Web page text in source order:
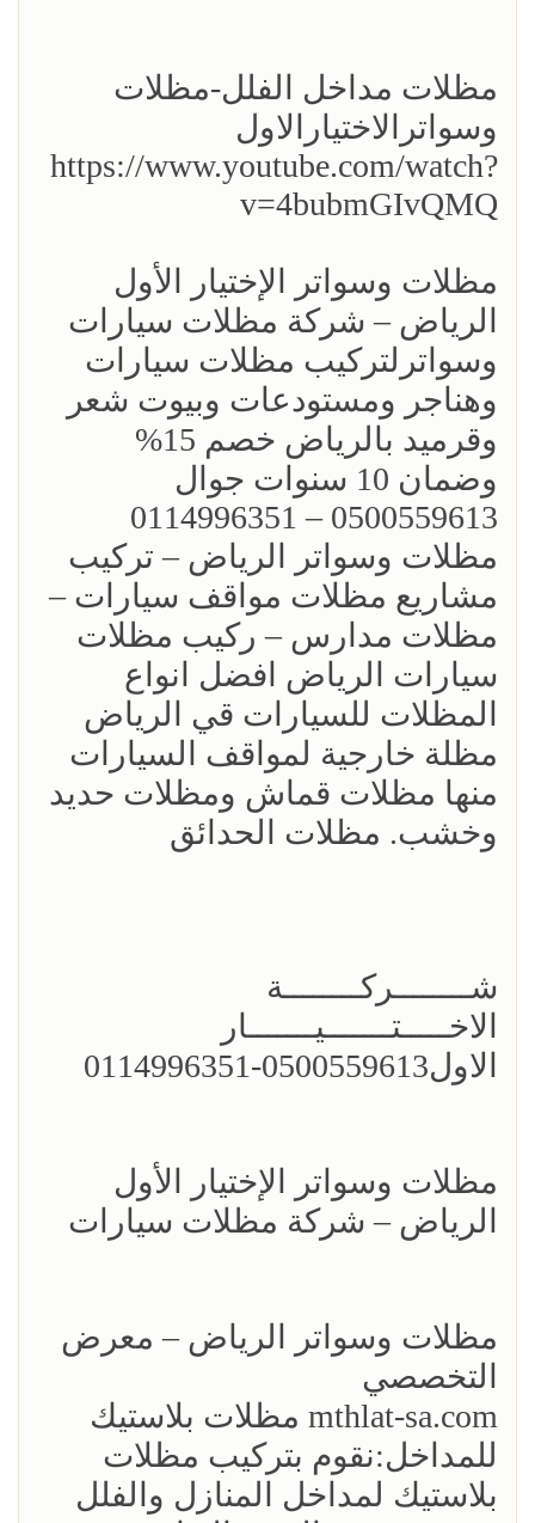
مظلات مداخل الفلل-مظلات
وسواترالاختيارالاول
https://www.youtube.com/watch?
v=4bubmGIvQMQ
مظلات وسواتر الإختيار الأول
الرياض – شركة مظلات سيارات
وسواترلتركيب مظلات سيارات
وهناجر ومستودعات وبيوت شعر
وقرميد بالرياض خصم 15%
‏وضمان 10 سنوات جوال
0500559613 – 0114996351‎
مظلات وسواتر الرياض – تركيب
مشاريع مظلات مواقف سيارات –
مظلات مدارس – ركيب مظلات
سيارات الرياض افضل انواع
المظلات للسيارات قي الرياض
مظلة خارجية لمواقف السيارات
منها مظلات قماش ومظلات حديد
وخشب. مظلات الحدائق
شــــــــركــــــــة
الاخـــــتـــــــيـــــــار
الاول0500559613-0114996351
مظلات وسواتر الإختيار الأول
الرياض – شركة مظلات سيارات
مظلات وسواتر الرياض – معرض
التخصصي
mthlat-sa.com مظلات بلاستيك
للمداخل:نقوم بتركيب مظلات
بلاستيك لمداخل المنازل والفلل